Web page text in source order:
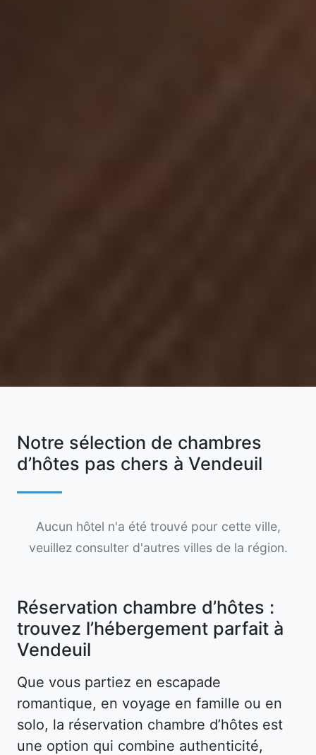
Notre sélection de chambres
d’hôtes pas chers à Vendeuil
Aucun hôtel n'a été trouvé pour cette ville,
veuillez consulter d'autres villes de la région.
Réservation chambre d’hôtes :
trouvez l’hébergement parfait à
Vendeuil
Que vous partiez en escapade
romantique, en voyage en famille ou en
solo, la réservation chambre d’hôtes est
une option qui combine authenticité,